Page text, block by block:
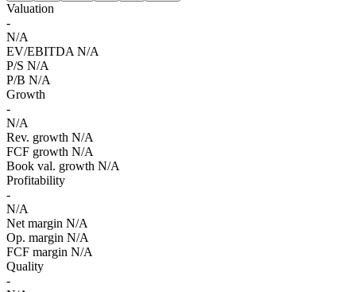
Valuation
-
N/A
EV/EBITDA N/A
P/S N/A
P/B N/A
Growth
-
N/A
Rev. growth N/A
FCF growth N/A
Book val. growth N/A
Profitability
-
N/A
Net margin N/A
Op. margin N/A
FCF margin N/A
Quality
-